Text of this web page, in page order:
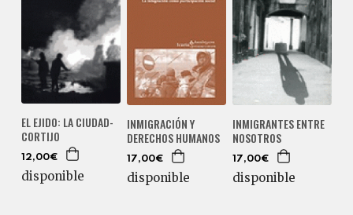
EL EJIDO: LA CIUDAD-
CORTIJO
12,00€
disponible
INMIGRACIÓN Y
DERECHOS HUMANOS
17,00€
disponible
INMIGRANTES ENTRE
NOSOTROS
17,00€
disponible